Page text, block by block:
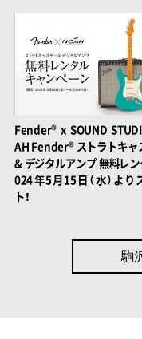
Fender®︎ x SOUND
AH Fender®︎ ストラトキャ
& デジタルアンプ 無料レ
024年5月15日（水）より
ト！
駒